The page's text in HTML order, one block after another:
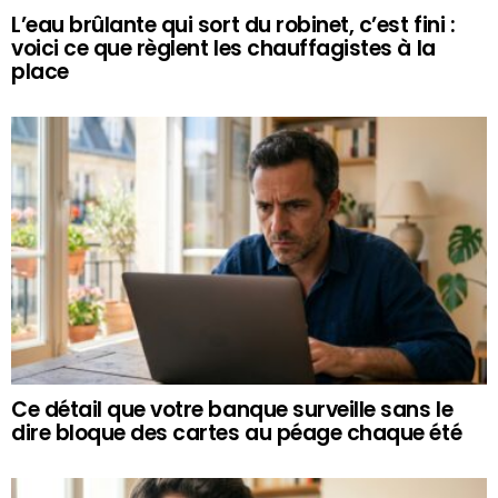
L’eau brûlante qui sort du robinet, c’est fini :
voici ce que règlent les chauffagistes à la
place
Ce détail que votre banque surveille sans le
dire bloque des cartes au péage chaque été